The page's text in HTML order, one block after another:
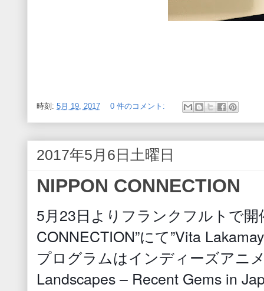
時刻: 5月 19, 2017 0 件のコメント:
2017年5月6日土曜日
NIPPON CONNECTION
5月23日よりフランクフルトで開
CONNECTION”にて”Vita
プログラムはインディーズアニ
Landscapes – Recent Gems in